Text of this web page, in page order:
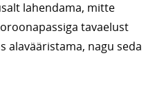
lahendama, mitte
tavaelust
alavääristama, nagu seda